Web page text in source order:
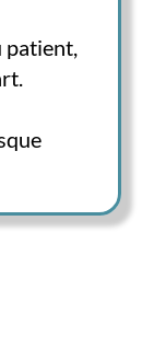
patient,